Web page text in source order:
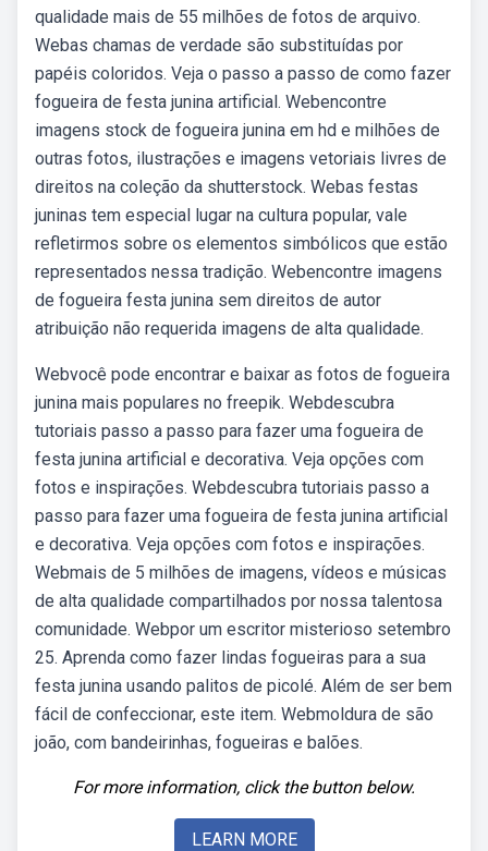
qualidade mais de 55 milhões de fotos de arquivo.
Webas chamas de verdade são substituídas por
papéis coloridos. Veja o passo a passo de como fazer
fogueira de festa junina artificial. Webencontre
imagens stock de fogueira junina em hd e milhões de
outras fotos, ilustrações e imagens vetoriais livres de
direitos na coleção da shutterstock. Webas festas
juninas tem especial lugar na cultura popular, vale
refletirmos sobre os elementos simbólicos que estão
representados nessa tradição. Webencontre imagens
de fogueira festa junina sem direitos de autor
atribuição não requerida imagens de alta qualidade.
Webvocê pode encontrar e baixar as fotos de fogueira
junina mais populares no freepik. Webdescubra
tutoriais passo a passo para fazer uma fogueira de
festa junina artificial e decorativa. Veja opções com
fotos e inspirações. Webdescubra tutoriais passo a
passo para fazer uma fogueira de festa junina artificial
e decorativa. Veja opções com fotos e inspirações.
Webmais de 5 milhões de imagens, vídeos e músicas
de alta qualidade compartilhados por nossa talentosa
comunidade. Webpor um escritor misterioso setembro
25. Aprenda como fazer lindas fogueiras para a sua
festa junina usando palitos de picolé. Além de ser bem
fácil de confeccionar, este item. Webmoldura de são
joão, com bandeirinhas, fogueiras e balões.
For more information, click the button below.
LEARN MORE